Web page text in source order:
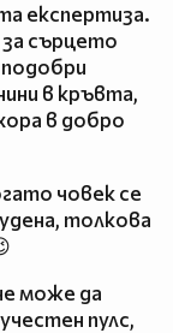
експертиза.
сърцето
в кръвта,
в добро
човек се
толкова
може да
пулс,